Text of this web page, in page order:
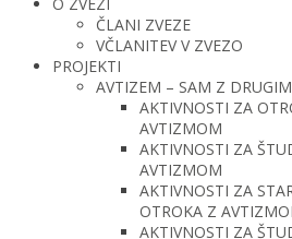
ČLANI ZVEZE
VČLANITEV V ZVEZO
PROJEKTI
AVTIZEM – SAM Z
AKTIVNOSTI ZA
AVTIZMOM
AKTIVNOSTI ZA
AVTIZMOM
AKTIVNOSTI ZA
OTROKA Z
AKTIVNOSTI ZA